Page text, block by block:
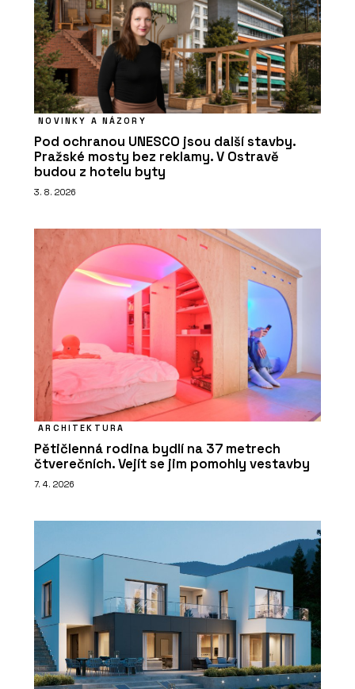
NOVINKY A NÁZORY
Pod ochranou UNESCO jsou další stavby.
Pražské mosty bez reklamy. V Ostravě
budou z hotelu byty
3. 8. 2026
ARCHITEKTURA
Pětičlenná rodina bydlí na 37 metrech
čtverečních. Vejít se jim pomohly vestavby
7. 4. 2026